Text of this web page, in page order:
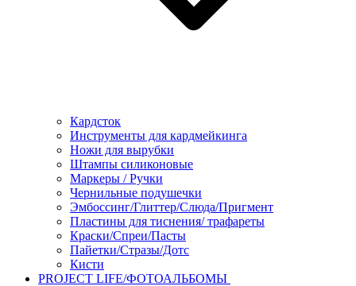
Кардсток
Инструменты для кардмейкинга
Ножи для вырубки
Штампы силиконовые
Маркеры / Ручки
Чернильные подушечки
Эмбоссинг/Глиттер/Слюда/Пригмент
Пластины для тиснения/ трафареты
Краски/Спреи/Пасты
Пайетки/Стразы/Дотс
Кисти
PROJECT LIFE/ФОТОАЛЬБОМЫ